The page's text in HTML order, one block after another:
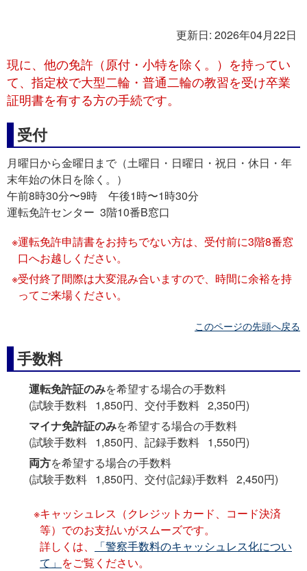
更新日: 2026年04月22日
現に、他の免許（原付・小特を除く。）を持ってい
て、指定校で大型二輪・普通二輪の教習を受け卒業
証明書を有する方の手続です。
受付
月曜日から金曜日まで（土曜日・日曜日・祝日・休日・年
末年始の休日を除く。）
午前8時30分〜9時 午後1時〜1時30分
運転免許センター 3階10番B窓口
運転免許申請書をお持ちでない方は、受付前に3階8番窓
口へお越しください。
受付終了間際は大変混み合いますので、時間に余裕を持
ってご来場ください。
このページの先頭へ戻る
手数料
運転免許証のみを希望する場合の手数料
(試験手数料 1,850円、交付手数料 2,350円)
マイナ免許証のみを希望する場合の手数料
(試験手数料 1,850円、記録手数料 1,550円)
両方を希望する場合の手数料
(試験手数料 1,850円、交付(記録)手数料 2,450円)
キャッシュレス（クレジットカード、コード決済
等）でのお支払いがスムーズです。
詳しくは、
「警察手数料のキャッシュレス化につい
て」 をご覧ください。